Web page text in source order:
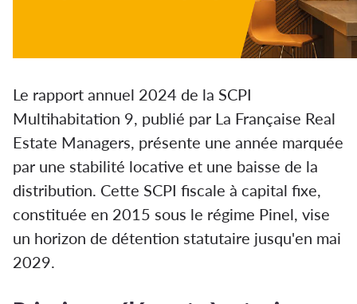
Le rapport annuel 2024 de la SCPI
Multihabitation 9, publié par La Française Real
Estate Managers, présente une année marquée
par une stabilité locative et une baisse de la
distribution. Cette SCPI fiscale à capital fixe,
constituée en 2015 sous le régime Pinel, vise
un horizon de détention statutaire jusqu'en mai
2029.